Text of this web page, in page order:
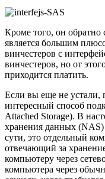
Кроме того, он обратно
является большим
винчестеров с
винчестеров, но от
приходится платить.
Если вы еще не устали,
интересный способ
Attached Storage). В
хранения данных
сути, это отдельный
отвечающий за
компьютеру через
компьютера через